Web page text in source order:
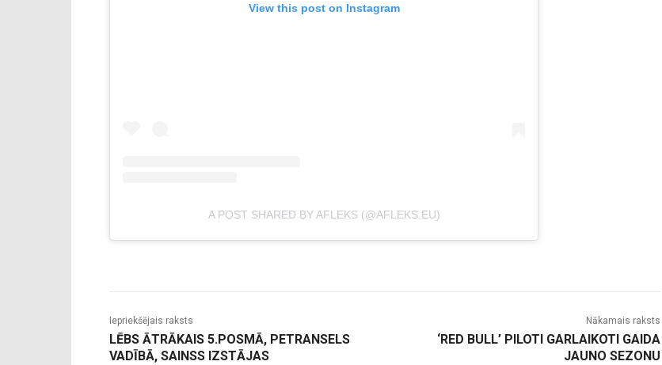
View this post on Instagram
A POST SHARED BY AFLEKS (@AFLEKS.EU)
Iepriekšējais raksts
LĒBS ĀTRĀKAIS 5.POSMĀ, PETRANSELS
VADĪBĀ, SAINSS IZSTĀJAS
Nākamais raksts
‘RED BULL’ PILOTI GARLAIKOTI GAIDA
JAUNO SEZONU